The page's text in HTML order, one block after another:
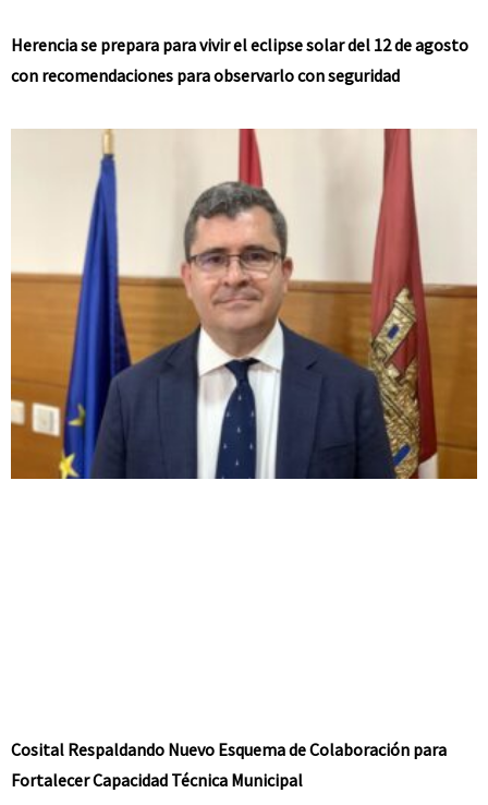
Herencia se prepara para vivir el eclipse solar del 12 de agosto
con recomendaciones para observarlo con seguridad
Cosital Respaldando Nuevo Esquema de Colaboración para
Fortalecer Capacidad Técnica Municipal